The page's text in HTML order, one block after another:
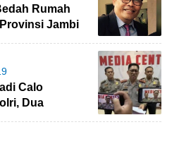
Rumah
Jambi
Calo
Dua